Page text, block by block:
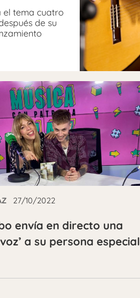
el tema cuatro
de su
27/10/2022
envía en directo una
a su persona especial